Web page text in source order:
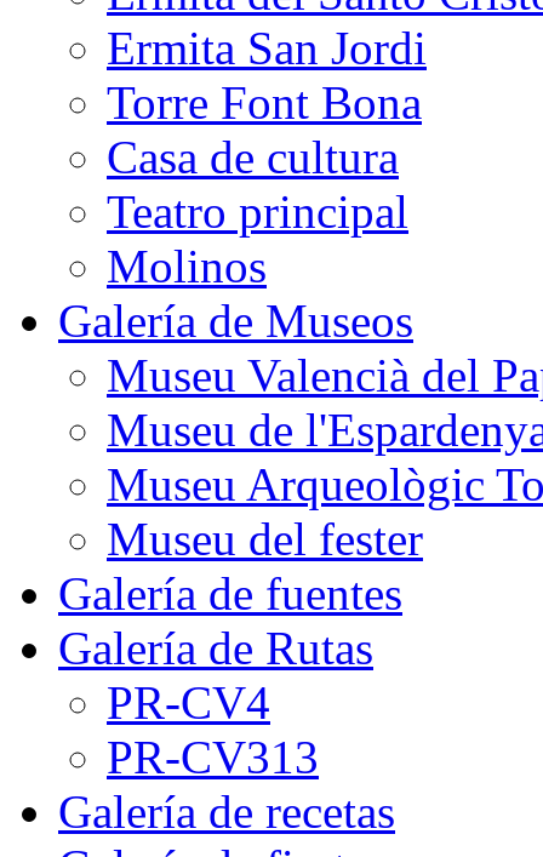
Ermita San Jordi
Torre Font Bona
Casa de cultura
Teatro principal
Molinos
Galería de Museos
Museu Valencià del
Museu de
Museu Arqueològic
Museu del fester
Galería de fuentes
Galería de Rutas
PR-CV4
PR-CV313
Galería de recetas